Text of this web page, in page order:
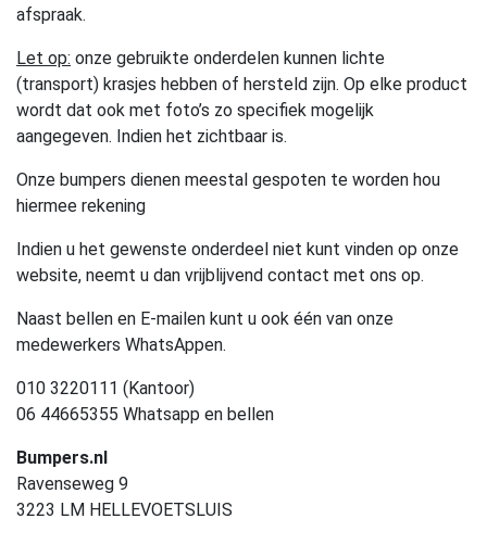
afspraak.
Let op: onze gebruikte onderdelen kunnen lichte
(transport) krasjes hebben of hersteld zijn. Op elke product
wordt dat ook met foto’s zo specifiek mogelijk
aangegeven. Indien het zichtbaar is.
Onze bumpers dienen meestal gespoten te worden hou
hiermee rekening
Indien u het gewenste onderdeel niet kunt vinden op onze
website, neemt u dan vrijblijvend contact met ons op.
Naast bellen en E-mailen kunt u ook één van onze
medewerkers WhatsAppen.
010 3220111 (Kantoor)
06 44665355 Whatsapp en bellen
Bumpers.nl
Ravenseweg 9
3223 LM HELLEVOETSLUIS